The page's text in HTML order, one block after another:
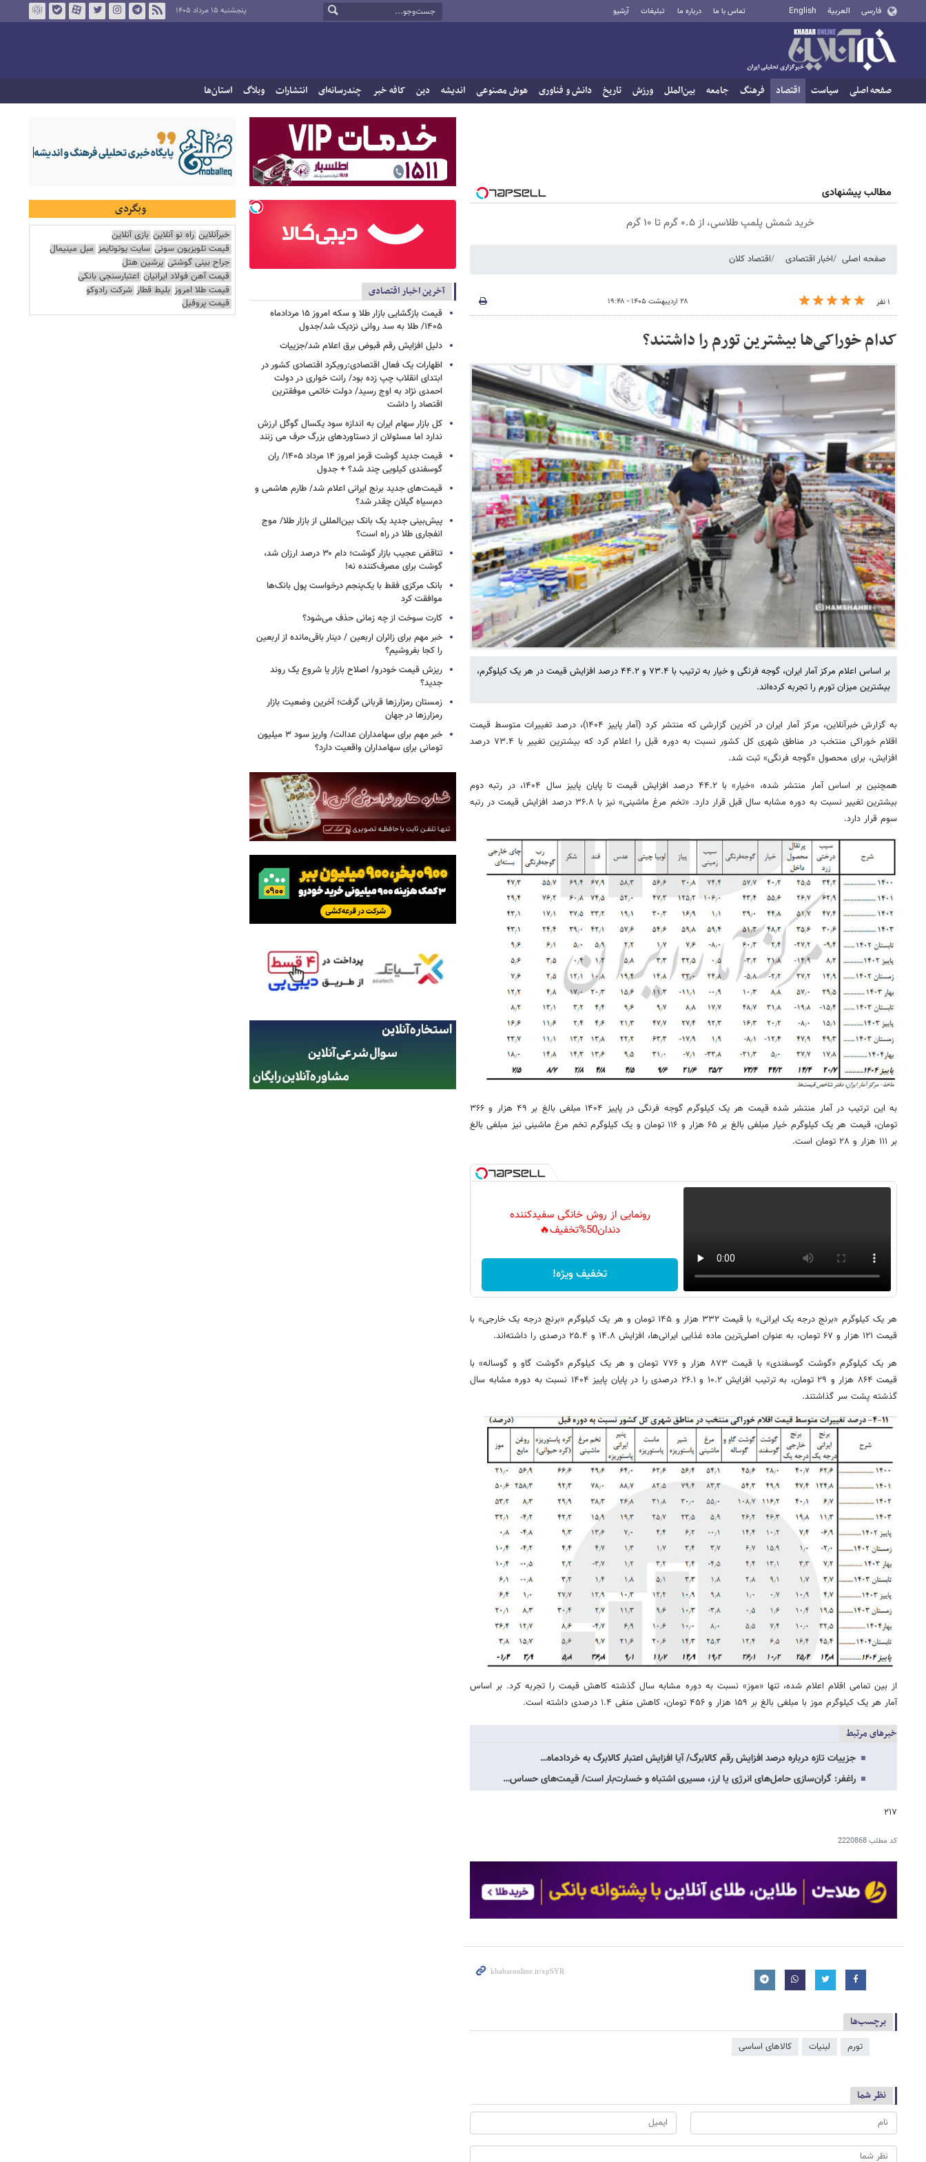
فارسی العربية English تماس با ما درباره ما تبلیغات آرشیو پنجشنبه ۱۵ مرداد ۱۴۰۵
صفحه اصلی سیاست اقتصاد فرهنگ جامعه بین‌الملل ورزش تاریخ دانش و فناوری هوش مصنوعی اندیشه دین کافه خبر چندرسانه‌ای انتشارات وبلاگ استان‌ها
مطالب پیشنهادی
خرید شمش پلمپ طلاسی، از ۰.۵ گرم تا ۱۰ گرم
صفحه اصلی اخبار اقتصادی اقتصاد کلان
۱ نفر ۲۸ اردیبهشت ۱۴۰۵ - ۱۹:۴۸
کدام خوراکی‌ها بیشترین تورم را داشتند؟
بر اساس اعلام مرکز آمار ایران، گوجه فرنگی و خیار به ترتیب با ۷۳.۴ و ۴۴.۲ درصد افزایش قیمت در هر یک کیلوگرم،
بیشترین میزان تورم را تجربه کرده‌اند.
به گزارش خبرآنلاین، مرکز آمار ایران در آخرین گزارشی که منتشر کرد (آمار پاییز ۱۴۰۴)، درصد تغییرات متوسط قیمت
اقلام خوراکی منتخب در مناطق شهری کل کشور نسبت به دوره قبل را اعلام کرد که بیشترین تغییر با ۷۳.۴ درصد
افزایش، برای محصول «گوجه فرنگی» ثبت شد.
همچنین بر اساس آمار منتشر شده، «خیار» با ۴۴.۲ درصد افزایش قیمت تا پایان پاییز سال ۱۴۰۴، در رتبه دوم
بیشترین تغییر نسبت به دوره مشابه سال قبل قرار دارد. «تخم مرغ ماشینی» نیز با ۳۶.۸ درصد افزایش قیمت در رتبه
سوم قرار دارد.
به این ترتیب در آمار منتشر شده قیمت هر یک کیلوگرم گوجه فرنگی در پاییز ۱۴۰۴ مبلغی بالغ بر ۴۹ هزار و ۳۶۶
تومان، قیمت هر یک کیلوگرم خیار مبلغی بالغ بر ۶۵ هزار و ۱۱۶ تومان و یک کیلوگرم تخم مرغ ماشینی نیز مبلغی بالغ
بر ۱۱۱ هزار و ۲۸ تومان است.
رونمایی از روش خانگی سفیدکننده
دندان50%تخفیف🔥
تخفیف ویژه!
هر یک کیلوگرم «برنج درجه یک ایرانی» با قیمت ۳۳۲ هزار و ۱۴۵ تومان و هر یک کیلوگرم «برنج درجه یک خارجی» با
قیمت ۱۲۱ هزار و ۶۷ تومان، به عنوان اصلی‌ترین ماده غذایی ایرانی‌ها، افزایش ۱۴.۸ و ۲۵.۴ درصدی را داشته‌اند.
هر یک کیلوگرم «گوشت گوسفندی» با قیمت ۸۷۳ هزار و ۷۷۶ تومان و هر یک کیلوگرم «گوشت گاو و گوساله» با
قیمت ۸۶۴ هزار و ۲۹ تومان، به ترتیب افزایش ۱۰.۲ و ۲۶.۱ درصدی را در پایان پاییز ۱۴۰۴ نسبت به دوره مشابه سال
گذشته پشت سر گذاشتند.
از بین تمامی اقلام اعلام شده، تنها «موز» نسبت به دوره مشابه سال گذشته کاهش قیمت را تجربه کرد. بر اساس
آمار هر یک کیلوگرم موز با مبلغی بالغ بر ۱۵۹ هزار و ۴۵۶ تومان، کاهش منفی ۱.۴ درصدی داشته است.
خبرهای مرتبط
جزییات تازه درباره درصد افزایش رقم کالابرگ/ آیا افزایش اعتبار کالابرگ به خردادماه…
راغفر: گران‌سازی حامل‌های انرژی یا ارز، مسیری اشتباه و خسارت‌بار است/ قیمت‌های حساس…
۲۱۷
کد مطلب2220868
برچسب‌ها
تورم لبنیات کالاهای اساسی
نظر شما
آخرین اخبار اقتصادی
قیمت بازگشایی بازار طلا و سکه امروز ۱۵ مردادماه
۱۴۰۵/ طلا به سد روانی نزدیک شد/جدول
دلیل افزایش رقم قبوض برق اعلام شد/جزییات
اظهارات یک فعال اقتصادی:رویکرد اقتصادی کشور در
ابتدای انقلاب چپ زده بود/ رانت خواری در دولت
احمدی نژاد به اوج رسید/ دولت خاتمی موفقترین
اقتصاد را داشت
کل بازار سهام ایران به اندازه سود یکسال گوگل ارزش
ندارد اما مسئولان از دستاوردهای بزرگ حرف می زنند
قیمت جدید گوشت قرمز امروز ۱۴ مرداد ۱۴۰۵/ ران
گوسفندی کیلویی چند شد؟ + جدول
قیمت‌های جدید برنج ایرانی اعلام شد/ طارم هاشمی و
دم‌سیاه گیلان چقدر شد؟
پیش‌بینی جدید یک بانک بین‌المللی از بازار طلا/ موج
انفجاری طلا در راه است؟
تناقض عجیب بازار گوشت؛ دام ۳۰ درصد ارزان شد،
گوشت برای مصرف‌کننده نه!
بانک مرکزی فقط با یک‌‎پنجم درخواست پول بانک‌ها
موافقت کرد
کارت سوخت از چه زمانی حذف می‌شود؟
خبر مهم برای زائران اربعین / دینار باقی‌مانده از اربعین
را کجا بفروشیم؟
ریزش قیمت خودرو/ اصلاح بازار یا شروع یک روند
جدید؟
زمستان رمزارزها قربانی گرفت؛ آخرین وضعیت بازار
رمزارزها در جهان
خبر مهم برای سهامداران عدالت/ واریز سود ۳ میلیون
تومانی برای سهامداران واقعیت دارد؟
وبگردی
خبرآنلاین راه نو آنلاین بازی آنلاین
قیمت تلویزیون سونی سایت یوتوتایمز مبل مینیمال
جراح بینی گوشتی پرشین هتل
قیمت آهن فولاد ایرانیان اعتبارسنجی بانکی
قیمت طلا امروز بلیط قطار شرکت رادوکو
قیمت پروفیل